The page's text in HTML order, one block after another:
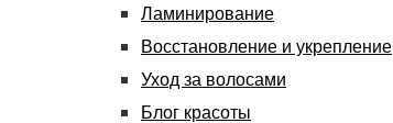
Ламинирование
Восстановление и укрепление
Уход за волосами
Блог красоты